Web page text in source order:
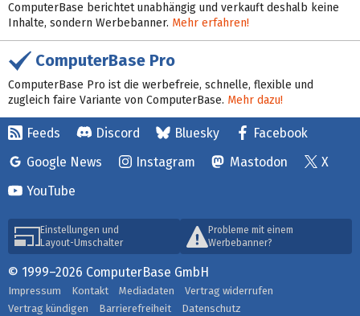
ComputerBase berichtet unabhängig und verkauft deshalb keine
Inhalte, sondern Werbebanner. Mehr erfahren!
ComputerBase Pro
ComputerBase Pro ist die werbefreie, schnelle, flexible und
zugleich faire Variante von ComputerBase. Mehr dazu!
Feeds Discord Bluesky
Facebook
Google News
Instagram Mastodon
X
YouTube
Einstellungen und
Layout-Umschalter
Probleme mit einem
Werbebanner?
© 1999–2026 ComputerBase GmbH
Impressum Kontakt Mediadaten
Vertrag widerrufen
Vertrag kündigen
Barrierefreiheit Datenschutz